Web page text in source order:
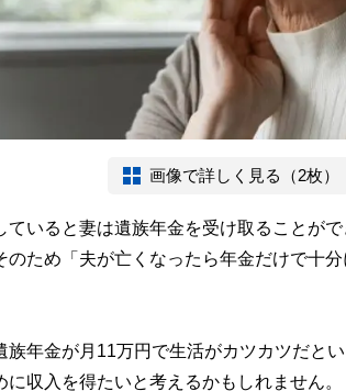
画像で詳しく見る（2枚）
ていると妻は遺族年金を受け取ることが
のため「夫が亡くなったら年金だけで十
年金が月11万円で生活がカツカツだと
収入を得たいと考えるかもしれません。